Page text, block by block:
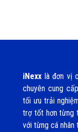
iNexx là đơn vị
chuyên cung
tối ưu trải
trợ tốt hơn từng
với từng cá